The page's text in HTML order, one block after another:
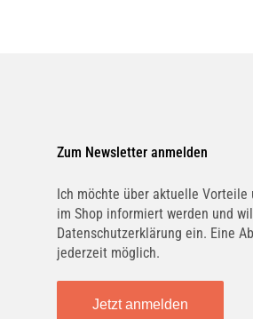
Zum Newsletter anmelden
Ich möchte über aktuelle Vorteile
im Shop informiert werden und
Datenschutzerklärung ein. Eine
jederzeit möglich.
Jetzt anmelden